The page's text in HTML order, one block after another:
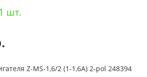
шт.
Z-MS-1,6/2 (1-1,6A) 2-pol 248394